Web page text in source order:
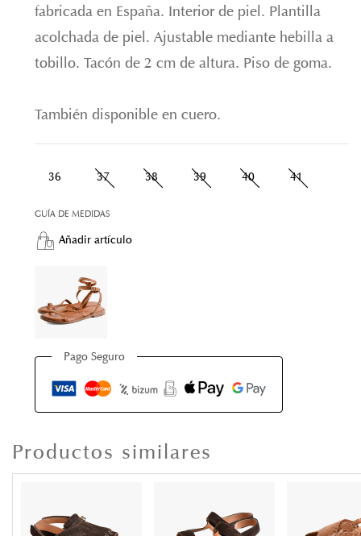
fabricada en España. Interior de piel. Plantilla
acolchada de piel. Ajustable mediante hebilla a
tobillo. Tacón de 2 cm de altura. Piso de goma.
También disponible en cuero.
36 37 38 39 40 41
GUÍA DE MEDIDAS
Añadir artículo
Pago Seguro
Productos similares